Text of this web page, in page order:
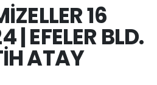
16
| EFELER BLD.
ATAY
ve Fikstür